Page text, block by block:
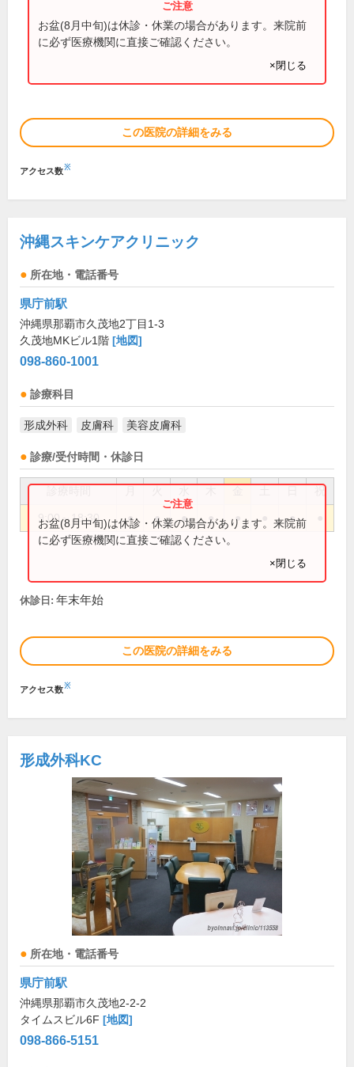
お盆(8月中旬)は休診・休業の場合があります。来院前
に必ず医療機関に直接ご確認ください。
×閉じる
この医院の詳細をみる
アクセス数※
沖縄スキンケアクリニック
所在地・電話番号
県庁前駅
沖縄県那覇市久茂地2丁目1-3
久茂地MKビル1階 [地図]
098-860-1001
診療科目
形成外科 皮膚科 美容皮膚科
診療/受付時間・休診日
祝
9:00～18:30 ● ● ● ● ● ●
お盆(8月中旬)は休診・休業の場合があります。来院前
に必ず医療機関に直接ご確認ください。
×閉じる
休診日: 年末年始
この医院の詳細をみる
アクセス数※
形成外科KC
所在地・電話番号
県庁前駅
沖縄県那覇市久茂地2-2-2
タイムスビル6F [地図]
098-866-5151